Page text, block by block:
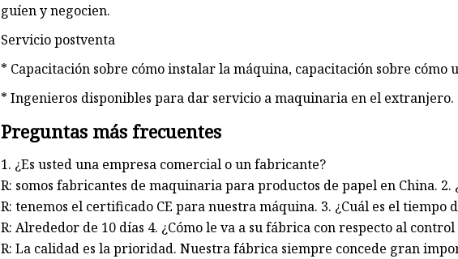
guíen y negocien.
Servicio postventa
* Capacitación sobre cómo instalar la máquina, capacitación sobre cómo
* Ingenieros disponibles para dar servicio a maquinaria en el extranjero.
Preguntas más frecuentes
1. ¿Es usted una empresa comercial o un fabricante?
R: somos fabricantes de maquinaria para productos de papel en China.
R: tenemos el certificado CE para nuestra máquina. 3. ¿Cuál es el tiempo
R: Alrededor de 10 días 4. ¿Cómo le va a su fábrica con respecto al
R: La calidad es la prioridad. Nuestra fábrica siempre concede gran